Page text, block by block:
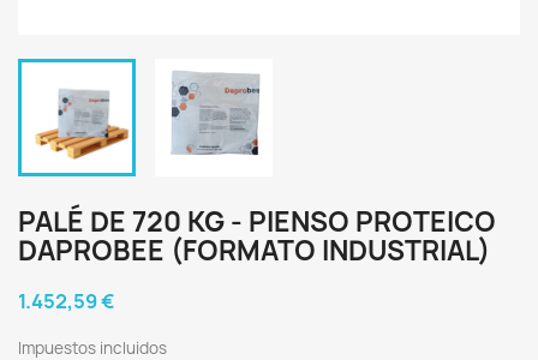
PALÉ DE 720 KG - PIENSO PROTEICO
DAPROBEE (FORMATO INDUSTRIAL)
1.452,59 €
Impuestos incluidos